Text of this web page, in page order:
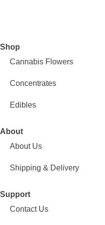
Shop
Cannabis Flowers
Concentrates
Edibles
About
About Us
Shipping & Delivery
Support
Contact Us